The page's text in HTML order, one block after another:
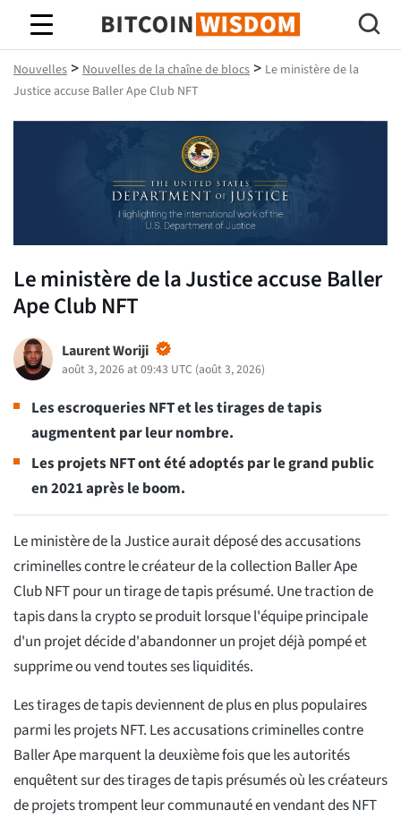
Bitcoin Sagesse
Nouvelles > Nouvelles de la chaîne de blocs > Le ministère de la
Justice accuse Baller Ape Club NFT
Le ministère de la Justice accuse Baller
Ape Club NFT
Laurent Woriji
août 3, 2026 at 09:43 UTC (août 3, 2026)
Les escroqueries NFT et les tirages de tapis
augmentent par leur nombre.
Les projets NFT ont été adoptés par le grand public
en 2021 après le boom.
Le ministère de la Justice aurait déposé des accusations
criminelles contre le créateur de la collection Baller Ape
Club NFT pour un tirage de tapis présumé. Une traction de
tapis dans la crypto se produit lorsque l'équipe principale
d'un projet décide d'abandonner un projet déjà pompé et
supprime ou vend toutes ses liquidités.
Les tirages de tapis deviennent de plus en plus populaires
parmi les projets NFT. Les accusations criminelles contre
Baller Ape marquent la deuxième fois que les autorités
enquêtent sur des tirages de tapis présumés où les créateurs
de projets trompent leur communauté en vendant des NFT